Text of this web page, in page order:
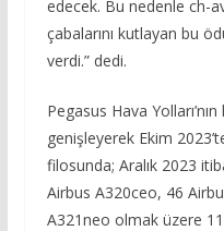
edecek. Bu nedenle ch-
çabalarını kutlayan bu
verdi.” dedi.
Pegasus Hava
genişleyerek Ekim
filosunda; Aralık 2023
Airbus A320ceo, 46
A321neo olmak üzere